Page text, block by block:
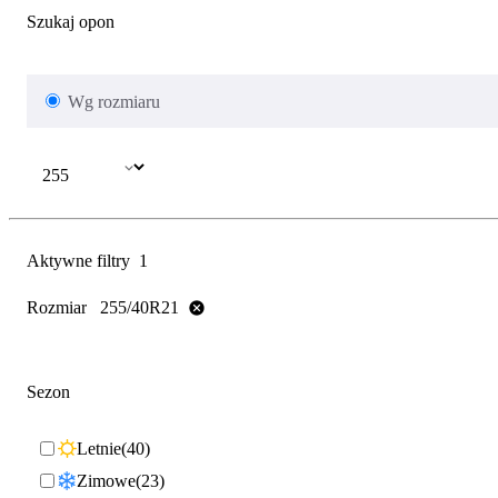
Szukaj opon
Wg rozmiaru
Aktywne filtry 1
Rozmiar 255/40R21
Sezon
Letnie 40
Zimowe 23